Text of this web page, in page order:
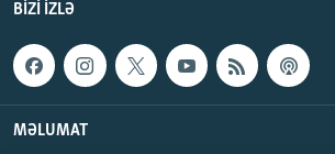
BIZI IZLƏ
MƏLUMAT